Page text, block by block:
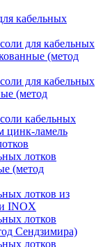
кабельных
для кабельных
(метод
для кабельных
(метод
кабельных
цинк-ламель
лотков
(метод
лотков из
INOX
лотков
Сендзимира)
лотков